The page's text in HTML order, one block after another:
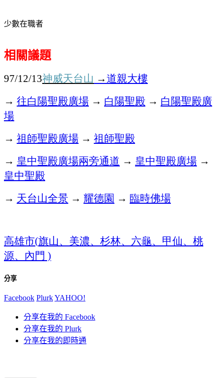
少數在職者
相關議題
97/12/13神威天台山 →道親大樓
→ 往白陽聖殿廣場 → 白陽聖殿 → 白陽聖殿廣
場
→ 祖師聖殿廣場 → 祖師聖殿
→ 皇中聖殿廣場兩旁通道 → 皇中聖殿廣場 →
皇中聖殿
→ 天台山全景 → 耀德園 → 臨時佛場
高雄市(旗山、美濃、杉林、六龜、甲仙、桃
源、內門 )
分享
Facebook PlurkYAHOO!
分享在我的 Facebook
分享在我的 Plurk
分享在我的即時通